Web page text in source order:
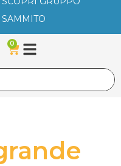
SAMMITO
0
Carrello